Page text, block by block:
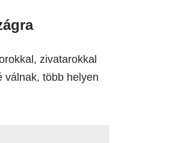
zivatarokkal
válnak, több helyen